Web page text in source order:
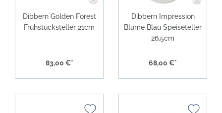
Dibbern Golden Forest
Frühstücksteller 21cm
83,00 €*
Dibbern Impression
Blume Blau Speiseteller
26,5cm
68,00 €*